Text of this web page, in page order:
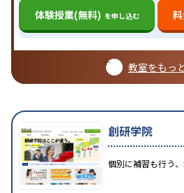
体験授業(無料) を申し込む
教室をもっ
創研学院
個別に補習も行う